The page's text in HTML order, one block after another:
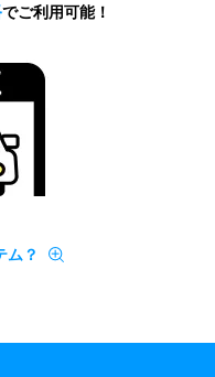
でご利用可能！
ム？